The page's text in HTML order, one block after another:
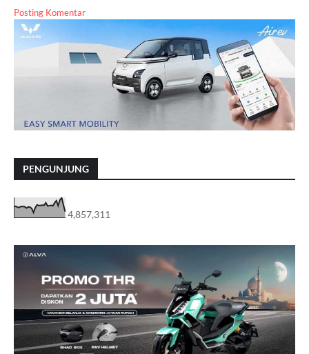
Posting Komentar
PENGUNJUNG
4,857,311